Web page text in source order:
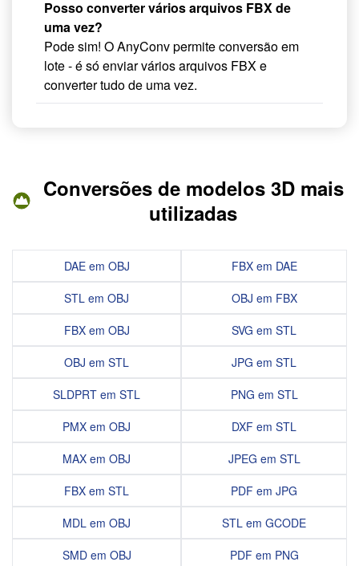
Posso converter vários arquivos FBX de
uma vez?
Pode sim! O AnyConv permite conversão em
lote - é só enviar vários arquivos FBX e
converter tudo de uma vez.
Conversões de modelos 3D mais
utilizadas
DAE em OBJ
STL em OBJ
FBX em OBJ
OBJ em STL
SLDPRT em STL
PMX em OBJ
MAX em OBJ
FBX em STL
MDL em OBJ
SMD em OBJ
FBX em DAE
OBJ em FBX
SVG em STL
JPG em STL
PNG em STL
DXF em STL
JPEG em STL
PDF em JPG
STL em GCODE
PDF em PNG